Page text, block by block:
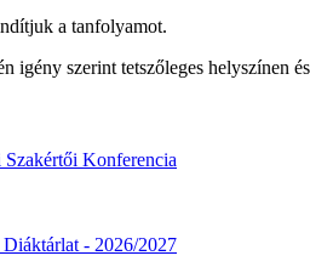
a tanfolyamot.
szerint tetszőleges helyszínen
Konferencia
- 2026/2027